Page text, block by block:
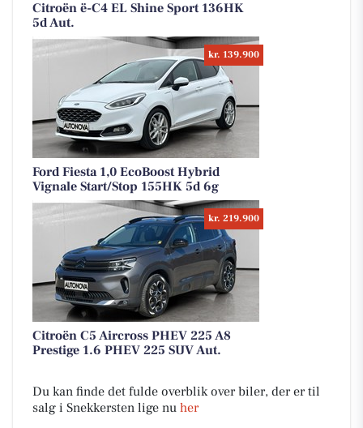
Citroën ë-C4 EL Shine Sport 136HK
5d Aut.
kr. 139.900
Ford Fiesta 1,0 EcoBoost Hybrid
Vignale Start/Stop 155HK 5d 6g
kr. 219.900
Citroën C5 Aircross PHEV 225 A8
Prestige 1.6 PHEV 225 SUV Aut.
Du kan finde det fulde overblik over biler, der er til
salg i Snekkersten lige nu her